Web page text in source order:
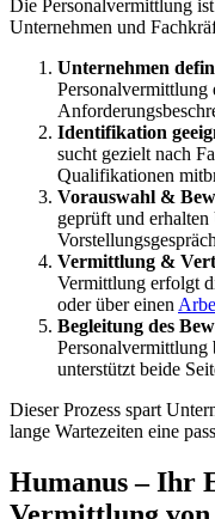
Die Personalvermittlung
Unternehmen und
Unternehmen
Personalvermittlung
Identifikation
sucht gezielt nach
Qualifikationen
Vorauswahl &
geprüft und
Vermittlung &
Vermittlung erfolgt
oder über einen
Begleitung des
Personalvermittlung
unterstützt beide
Dieser Prozess spart
lange Wartezeiten eine
Humanus – Ihr